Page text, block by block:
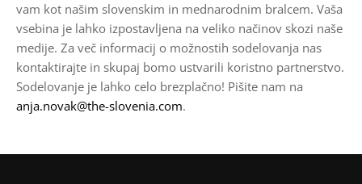
vam kot našim slovenskim in mednarodnim bralcem. Vaša
vsebina je lahko izpostavljena na veliko načinov skozi naše
medije. Za več informacij o možnostih sodelovanja nas
kontaktirajte in skupaj bomo ustvarili koristno partnerstvo.
Sodelovanje je lahko celo brezplačno! Pišite nam na
anja.novak@the-slovenia.com.